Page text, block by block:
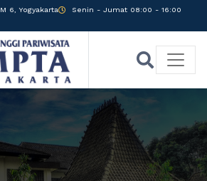
6, Yogyakarta
Senin - Jumat 08:00 - 16:00